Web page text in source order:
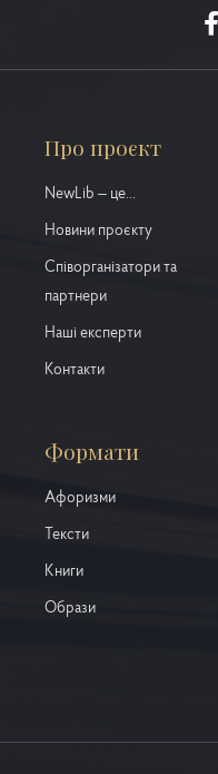
Про проєкт
NewLib – це...
Новини проєкту
Співорганізатори та
партнери
Наші експерти
Контакти
Формати
Афоризми
Тексти
Книги
Образи